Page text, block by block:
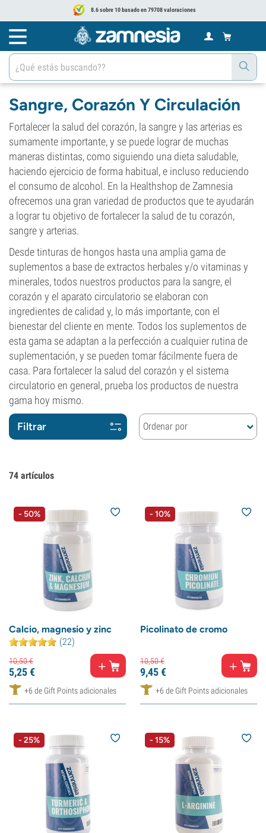
8.6 sobre 10 basado en 79708 valoraciones
Sangre, Corazón Y Circulación
Fortalecer la salud del corazón, la sangre y las arterias es
sumamente importante, y se puede lograr de muchas
maneras distintas, como siguiendo una dieta saludable,
haciendo ejercicio de forma habitual, e incluso reduciendo
el consumo de alcohol. En la Healthshop de Zamnesia
ofrecemos una gran variedad de productos que te ayudarán
a lograr tu objetivo de fortalecer la salud de tu corazón,
sangre y arterias.
Desde tinturas de hongos hasta una amplia gama de
suplementos a base de extractos herbales y/o vitaminas y
minerales, todos nuestros productos para la sangre, el
corazón y el aparato circulatorio se elaboran con
ingredientes de calidad y, lo más importante, con el
bienestar del cliente en mente. Todos los suplementos de
esta gama se adaptan a la perfección a cualquier rutina de
suplementación, y se pueden tomar fácilmente fuera de
casa. Para fortalecer la salud del corazón y el sistema
circulatorio en general, prueba los productos de nuestra
gama hoy mismo.
Filtrar Ordenar por
74 artículos
- 50%
Calcio, magnesio y zinc
(22)
10,50€
5,25€
+6 de Gift Points adicionales
- 10%
Picolinato de cromo
10,50€
9,45€
+6 de Gift Points adicionales
- 25% - 15%